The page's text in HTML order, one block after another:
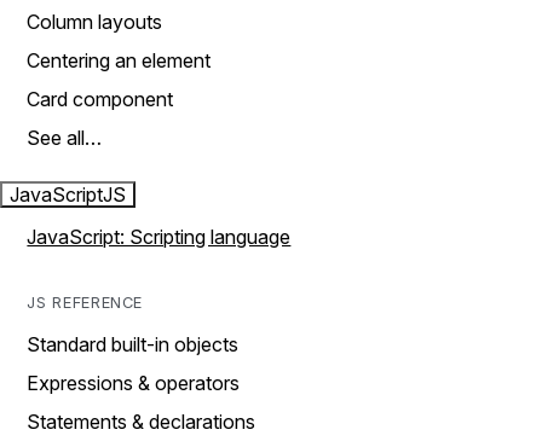
Column layouts
Centering an element
Card component
See all…
JavaScriptJS
JavaScript: Scripting language
JS REFERENCE
Standard built-in objects
Expressions & operators
Statements & declarations